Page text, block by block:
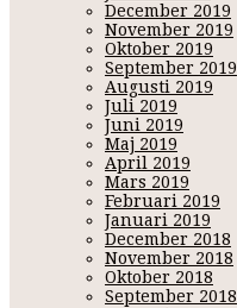
December 2019
November 2019
Oktober 2019
September 2019
Augusti 2019
Juli 2019
Juni 2019
Maj 2019
April 2019
Mars 2019
Februari 2019
Januari 2019
December 2018
November 2018
Oktober 2018
September 2018